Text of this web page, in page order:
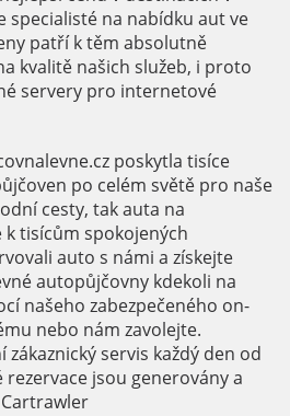
specialisté na nabídku aut ve
patří k těm absolutně
kvalitě našich služeb, i proto
servery pro internetové
poskytla tisíce
po celém světě pro naše
cesty, tak auta na
tisícům spokojených
auto s námi a získejte
autopůjčovny kdekoli na
našeho zabezpečeného on-
nebo nám zavolejte.
servis každý den od
jsou generovány a